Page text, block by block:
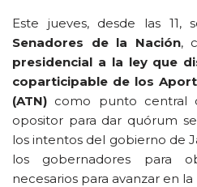
Este jueves, desde las 11,
Senadores de la Nación,
presidencial a la ley que
coparticipable de los
(ATN) como punto central
opositor para dar quórum
los intentos del gobierno de
los gobernadores para
necesarios para avanzar en